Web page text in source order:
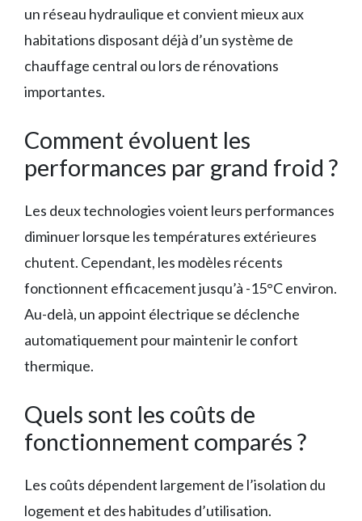
un réseau hydraulique et convient mieux aux
habitations disposant déjà d’un système de
chauffage central ou lors de rénovations
importantes.
Comment évoluent les
performances par grand froid ?
Les deux technologies voient leurs performances
diminuer lorsque les températures extérieures
chutent. Cependant, les modèles récents
fonctionnent efficacement jusqu’à -15°C environ.
Au-delà, un appoint électrique se déclenche
automatiquement pour maintenir le confort
thermique.
Quels sont les coûts de
fonctionnement comparés ?
Les coûts dépendent largement de l’isolation du
logement et des habitudes d’utilisation.